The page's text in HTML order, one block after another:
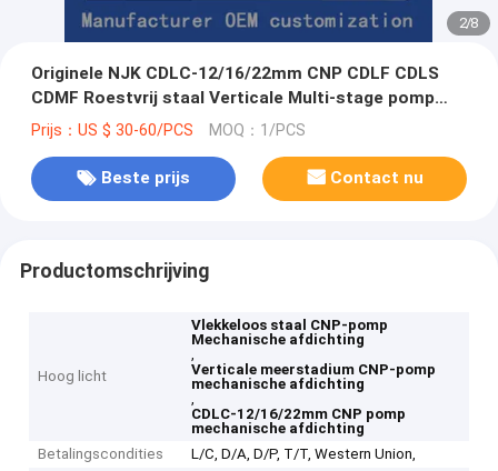
2/8
Originele NJK CDLC-12/16/22mm CNP CDLF CDLS
CDMF Roestvrij staal Verticale Multi-stage pomp
Mechanische afdichting
Prijs：US $ 30-60/PCS MOQ：1/PCS
Beste prijs Contact nu
Productomschrijving
Hoog licht
Vlekkeloos staal CNP-pomp
Mechanische afdichting
,
Verticale meerstadium CNP-pomp
mechanische afdichting
,
CDLC-12/16/22mm CNP pomp
mechanische afdichting
Betalingscondities
L/C, D/A, D/P, T/T, Western Union,